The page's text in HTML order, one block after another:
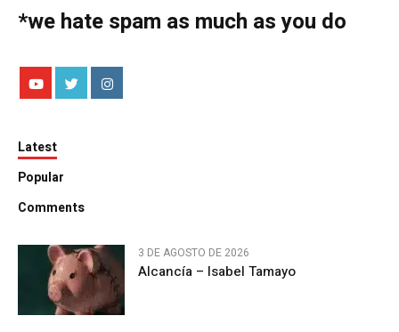
*we hate spam as much as you do
Latest
Popular
Comments
3 DE AGOSTO DE 2026
Alcancía – Isabel Tamayo